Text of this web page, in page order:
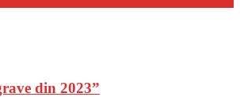
din 2023”